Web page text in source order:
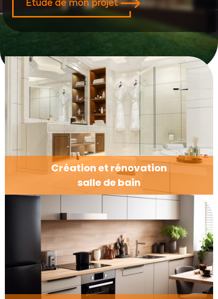
Etude de mon projet
Création et rénovation
salle de bain